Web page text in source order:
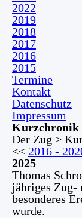
2022
2019
2018
2017
2016
2015
Termine
Kontakt
Datenschutz
Impressum
Kurzchronik
Der Zug >
<< 2016 -
2025
Thomas
jähriges Zug-
besonderes
wurde.